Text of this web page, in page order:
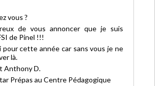
vous ?
de vous annoncer que je suis
de Pinel !!!
pour cette année car sans vous je ne
là.
Anthony D.